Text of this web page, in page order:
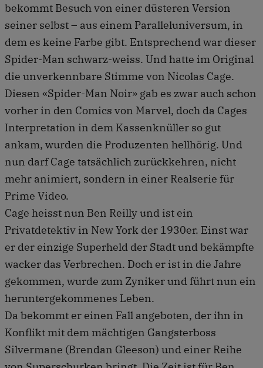
bekommt Besuch von einer düsteren Version
seiner selbst – aus einem Paralleluniversum, in
dem es keine Farbe gibt. Entsprechend war dieser
Spider-Man schwarz-weiss. Und hatte im Original
die unverkennbare Stimme von Nicolas Cage.
Diesen «Spider-Man Noir» gab es zwar auch schon
vorher in den Comics von Marvel, doch da Cages
Interpretation in dem Kassenknüller so gut
ankam, wurden die Produzenten hellhörig. Und
nun darf Cage tatsächlich zurückkehren, nicht
mehr animiert, sondern in einer Realserie für
Prime Video.
Cage heisst nun Ben Reilly und ist ein
Privatdetektiv in New York der 1930er. Einst war
er der einzige Superheld der Stadt und bekämpfte
wacker das Verbrechen. Doch er ist in die Jahre
gekommen, wurde zum Zyniker und führt nun ein
heruntergekommenes Leben.
Da bekommt er einen Fall angeboten, der ihn in
Konflikt mit dem mächtigen Gangsterboss
Silvermane (Brendan Gleeson) und einer Reihe